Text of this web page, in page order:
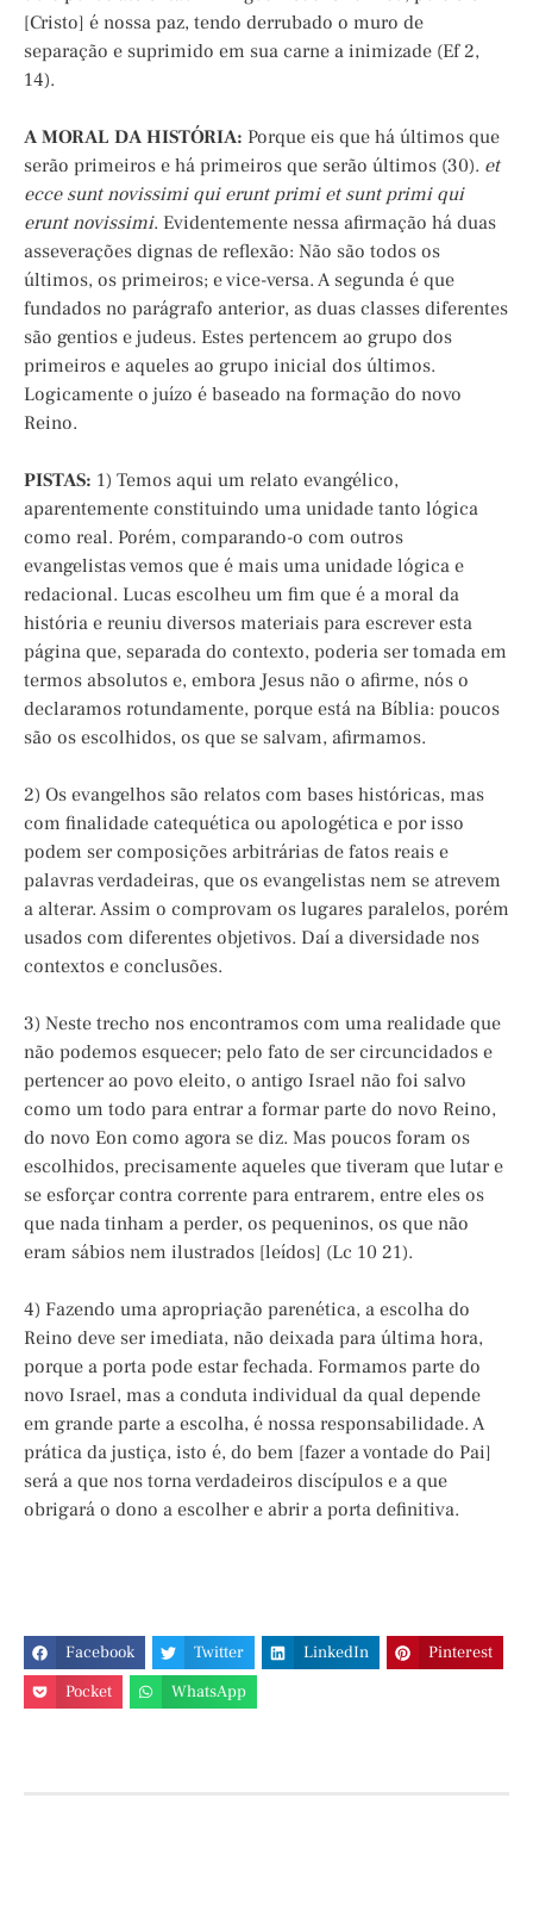
[Cristo] é nossa paz, tendo derrubado o muro de
separação e suprimido em sua carne a inimizade (Ef 2,
14).
A MORAL DA HISTÓRIA: Porque eis que há últimos que
serão primeiros e há primeiros que serão últimos (30). et
ecce sunt novissimi qui erunt primi et sunt primi qui
erunt novissimi. Evidentemente nessa afirmação há duas
asseverações dignas de reflexão: Não são todos os
últimos, os primeiros; e vice-versa. A segunda é que
fundados no parágrafo anterior, as duas classes diferentes
são gentios e judeus. Estes pertencem ao grupo dos
primeiros e aqueles ao grupo inicial dos últimos.
Logicamente o juízo é baseado na formação do novo
Reino.
PISTAS: 1) Temos aqui um relato evangélico,
aparentemente constituindo uma unidade tanto lógica
como real. Porém, comparando-o com outros
evangelistas vemos que é mais uma unidade lógica e
redacional. Lucas escolheu um fim que é a moral da
história e reuniu diversos materiais para escrever esta
página que, separada do contexto, poderia ser tomada em
termos absolutos e, embora Jesus não o afirme, nós o
declaramos rotundamente, porque está na Bíblia: poucos
são os escolhidos, os que se salvam, afirmamos.
2) Os evangelhos são relatos com bases históricas, mas
com finalidade catequética ou apologética e por isso
podem ser composições arbitrárias de fatos reais e
palavras verdadeiras, que os evangelistas nem se atrevem
a alterar. Assim o comprovam os lugares paralelos, porém
usados com diferentes objetivos. Daí a diversidade nos
contextos e conclusões.
3) Neste trecho nos encontramos com uma realidade que
não podemos esquecer; pelo fato de ser circuncidados e
pertencer ao povo eleito, o antigo Israel não foi salvo
como um todo para entrar a formar parte do novo Reino,
do novo Eon como agora se diz. Mas poucos foram os
escolhidos, precisamente aqueles que tiveram que lutar e
se esforçar contra corrente para entrarem, entre eles os
que nada tinham a perder, os pequeninos, os que não
eram sábios nem ilustrados [leídos] (Lc 10 21).
4) Fazendo uma apropriação parenética, a escolha do
Reino deve ser imediata, não deixada para última hora,
porque a porta pode estar fechada. Formamos parte do
novo Israel, mas a conduta individual da qual depende
em grande parte a escolha, é nossa responsabilidade. A
prática da justiça, isto é, do bem [fazer a vontade do Pai]
será a que nos torna verdadeiros discípulos e a que
obrigará o dono a escolher e abrir a porta definitiva.
Facebook Twitter LinkedIn
Pinterest
Pocket
WhatsApp